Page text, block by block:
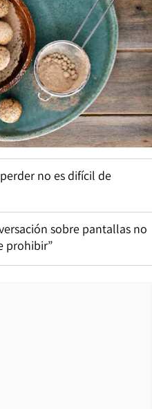
no es difícil de
sobre pantallas no
prohibir”